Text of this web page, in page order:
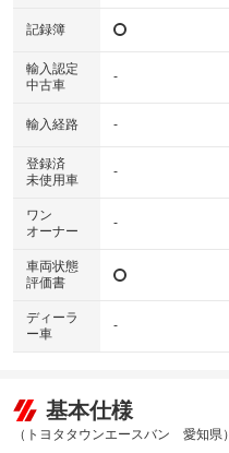
記録簿
輸入認定
中古車
-
輸入経路 -
登録済
未使用車
-
ワン
オーナー
-
車両状態
評価書
ディーラ
ー車
-
基本仕様
（トヨタタウンエースバン 愛知県）